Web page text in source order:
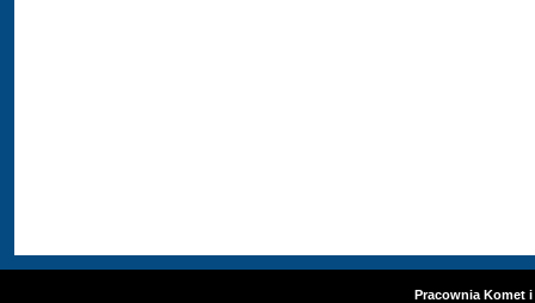
Pracownia Komet